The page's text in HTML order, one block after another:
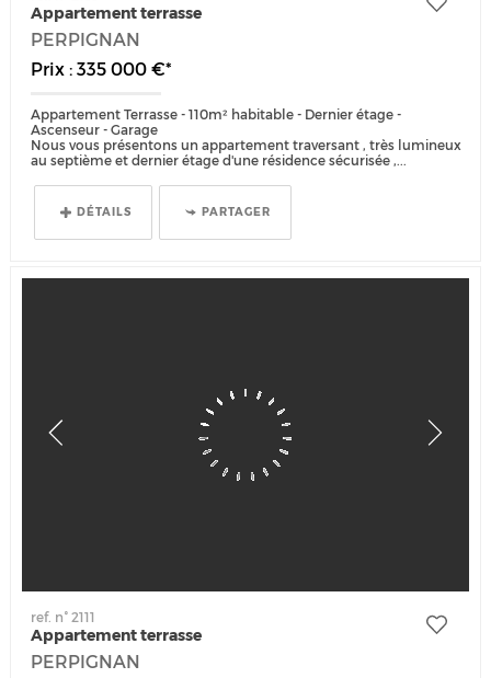
Appartement terrasse
PERPIGNAN
Prix : 335 000 €*
Appartement Terrasse - 110m² habitable - Dernier étage -
Ascenseur - Garage
Nous vous présentons un appartement traversant , très lumineux
au septième et dernier étage d'une résidence sécurisée ,...
DÉTAILS PARTAGER
ref. n° 2111
Appartement terrasse
PERPIGNAN